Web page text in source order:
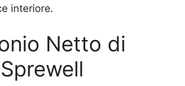
interiore.
Netto di